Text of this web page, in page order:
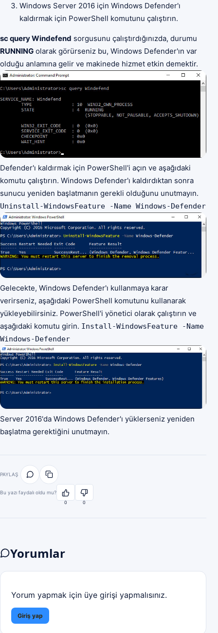
Windows Server 2016 için Windows Defender'ı
kaldırmak için PowerShell komutunu çalıştırın.
sc query Windefend sorgusunu çalıştırdığınızda, durumu
RUNNING olarak görürseniz bu, Windows Defender'ın var
olduğu anlamına gelir ve makinede hizmet etkin demektir.
Defender'ı kaldırmak için PowerShell'i açın ve aşağıdaki
komutu çalıştırın. Windows Defender'ı kaldırdıktan sonra
sunucu yeniden başlatmanın gerekli olduğunu unutmayın.
Uninstall-WindowsFeature -Name Windows-Defender
Gelecekte, Windows Defender'ı kullanmaya karar
verirseniz, aşağıdaki PowerShell komutunu kullanarak
yükleyebilirsiniz. PowerShell'i yönetici olarak çalıştırın ve
aşağıdaki komutu girin. Install-WindowsFeature -Name
Windows-Defender
Server 2016'da Windows Defender'ı yüklerseniz yeniden
başlatma gerektiğini unutmayın.
PAYLAŞ
Bu yazı faydalı oldu mu?
0 0
Yorumlar
Yorum yapmak için üye girişi yapmalısınız.
Giriş yap